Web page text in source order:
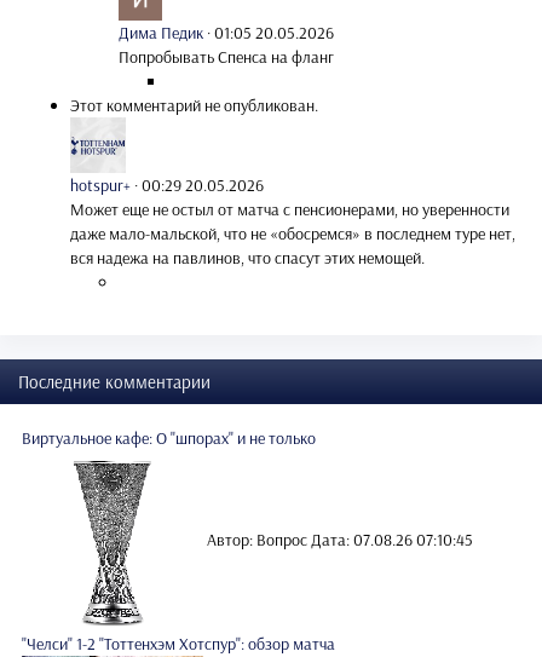
Дима Педик ·01:05 20.05.2026
Попробывать Спенса на фланг
Этот комментарий не опубликован.
hotspur+ ·00:29 20.05.2026
Может еще не остыл от матча с пенсионерами, но уверенности
даже мало-мальской, что не «обосремся» в последнем туре нет,
вся надежа на павлинов, что спасут этих немощей.
Последние комментарии
Виртуальное кафе: О "шпорах" и не только
Автор: ВопросДата: 07.08.26 07:10:45
"Челси" 1-2 "Тоттенхэм Хотспур": обзор матча